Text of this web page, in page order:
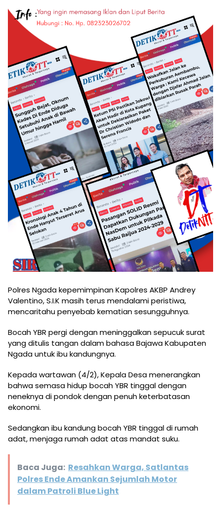
Polres Ngada kepemimpinan Kapolres AKBP Andrey
Valentino, S.I.K masih terus mendalami peristiwa,
mencaritahu penyebab kematian sesungguhnya.
Bocah YBR pergi dengan meninggalkan sepucuk surat
yang ditulis tangan dalam bahasa Bajawa Kabupaten
Ngada untuk ibu kandungnya.
Kepada wartawan (4/2), Kepala Desa menerangkan
bahwa semasa hidup bocah YBR tinggal dengan
neneknya di pondok dengan penuh keterbatasan
ekonomi.
Sedangkan ibu kandung bocah YBR tinggal di rumah
adat, menjaga rumah adat atas mandat suku.
Baca Juga: Resahkan Warga, Satlantas
Polres Ende Amankan Sejumlah Motor
dalam Patroli Blue Light